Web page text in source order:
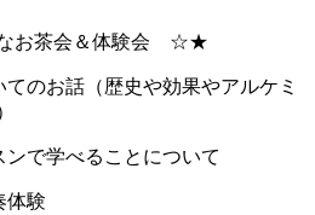
お茶会＆体験会 ☆★
のお話（歴史や効果やアルケミ
で学べることについて
体験